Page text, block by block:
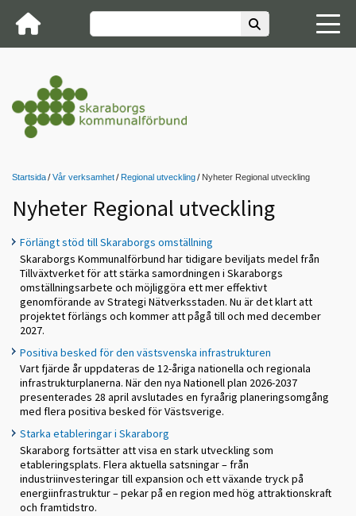
Startsida Vår verksamhet Regional utveckling Nyheter Regional utveckling
Nyheter Regional utveckling
Förlängt stöd till Skaraborgs omställning
Skaraborgs Kommunalförbund har tidigare beviljats medel från
Tillväxtverket för att stärka samordningen i Skaraborgs
omställningsarbete och möjliggöra ett mer effektivt
genomförande av Strategi Nätverksstaden. Nu är det klart att
projektet förlängs och kommer att pågå till och med december
2027.
Positiva besked för den västsvenska infrastrukturen
Vart fjärde år uppdateras de 12-åriga nationella och regionala
infrastrukturplanerna. När den nya Nationell plan 2026-2037
presenterades 28 april avslutades en fyraårig planeringsomgång
med flera positiva besked för Västsverige.
Starka etableringar i Skaraborg
Skaraborg fortsätter att visa en stark utveckling som
etableringsplats. Flera aktuella satsningar – från
industriinvesteringar till expansion och ett växande tryck på
energiinfrastruktur – pekar på en region med hög attraktionskraft
och framtidstro.